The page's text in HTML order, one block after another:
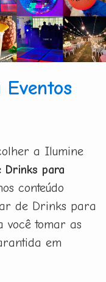
a Ilumine
Drinks para
conteúdo
de Drinks para
você tomar as
em